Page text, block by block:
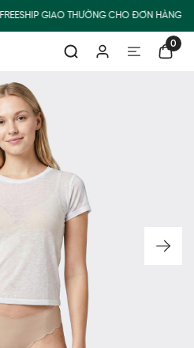
FREESHIP GIAO THƯỜNG CHO ĐƠN HÀNG
0